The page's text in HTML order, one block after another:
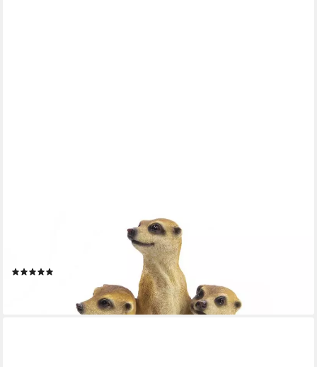
Gartenfigur Erdmännchen Familie Gartendeko Figuren für
lieferbar - in 2-3 Werktagen bei dir